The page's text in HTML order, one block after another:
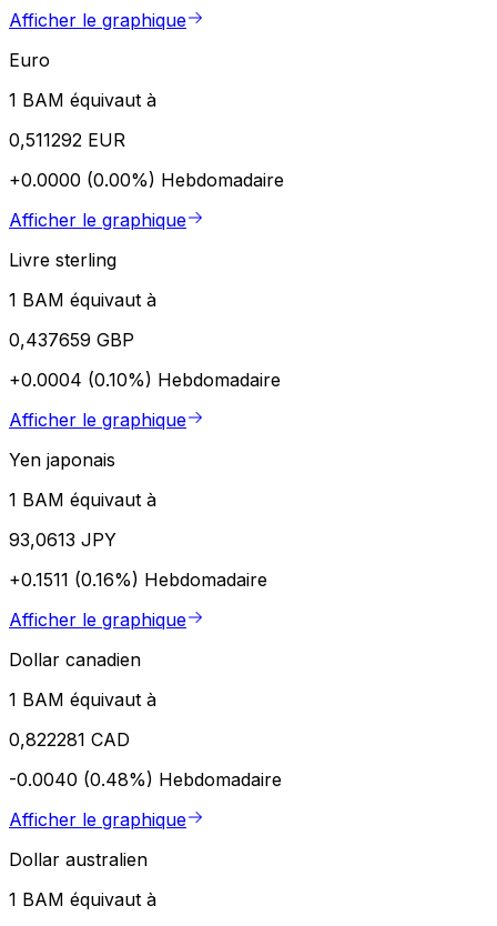
Afficher le graphique
Euro
1 BAM équivaut à
0,511292 EUR
+0.0000 (0.00%) Hebdomadaire
Afficher le graphique
Livre sterling
1 BAM équivaut à
0,437659 GBP
+0.0004 (0.10%) Hebdomadaire
Afficher le graphique
Yen japonais
1 BAM équivaut à
93,0613 JPY
+0.1511 (0.16%) Hebdomadaire
Afficher le graphique
Dollar canadien
1 BAM équivaut à
0,822281 CAD
-0.0040 (0.48%) Hebdomadaire
Afficher le graphique
Dollar australien
1 BAM équivaut à